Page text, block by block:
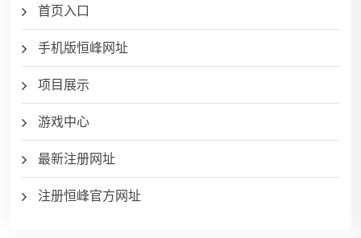
首页入口
手机版恒峰网址
项目展示
游戏中心
最新注册网址
注册恒峰官方网址